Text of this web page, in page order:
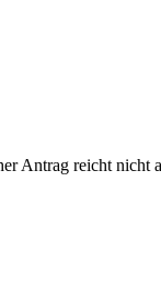
Antrag reicht nicht